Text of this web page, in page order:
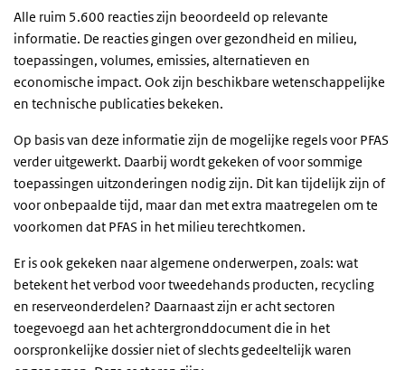
Alle ruim 5.600 reacties zijn beoordeeld op relevante
informatie. De reacties gingen over gezondheid en milieu,
toepassingen, volumes, emissies, alternatieven en
economische impact. Ook zijn beschikbare wetenschappelijke
en technische publicaties bekeken.
Op basis van deze informatie zijn de mogelijke regels voor PFAS
verder uitgewerkt. Daarbij wordt gekeken of voor sommige
toepassingen uitzonderingen nodig zijn. Dit kan tijdelijk zijn of
voor onbepaalde tijd, maar dan met extra maatregelen om te
voorkomen dat PFAS in het milieu terechtkomen.
Er is ook gekeken naar algemene onderwerpen, zoals: wat
betekent het verbod voor tweedehands producten, recycling
en reserveonderdelen? Daarnaast zijn er acht sectoren
toegevoegd aan het achtergronddocument die in het
oorspronkelijke dossier niet of slechts gedeeltelijk waren